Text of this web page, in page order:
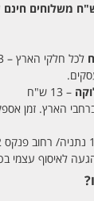
משלוחים
לכל חלקי הארץ – 23 ש"ח
– 13 ש"ח
עצמי בטלפון 09-